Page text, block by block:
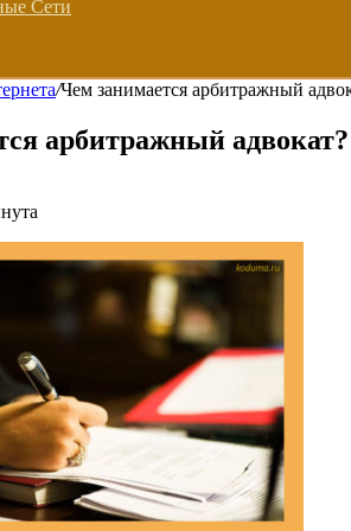
Сети
/Чем занимается арбитражный
арбитражный адвокат?